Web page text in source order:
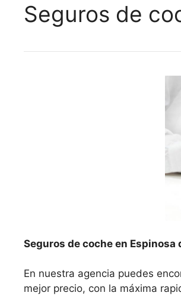
Seguros de
Seguros de coche en Espinosa
En nuestra agencia puedes
mejor precio, con la máxima